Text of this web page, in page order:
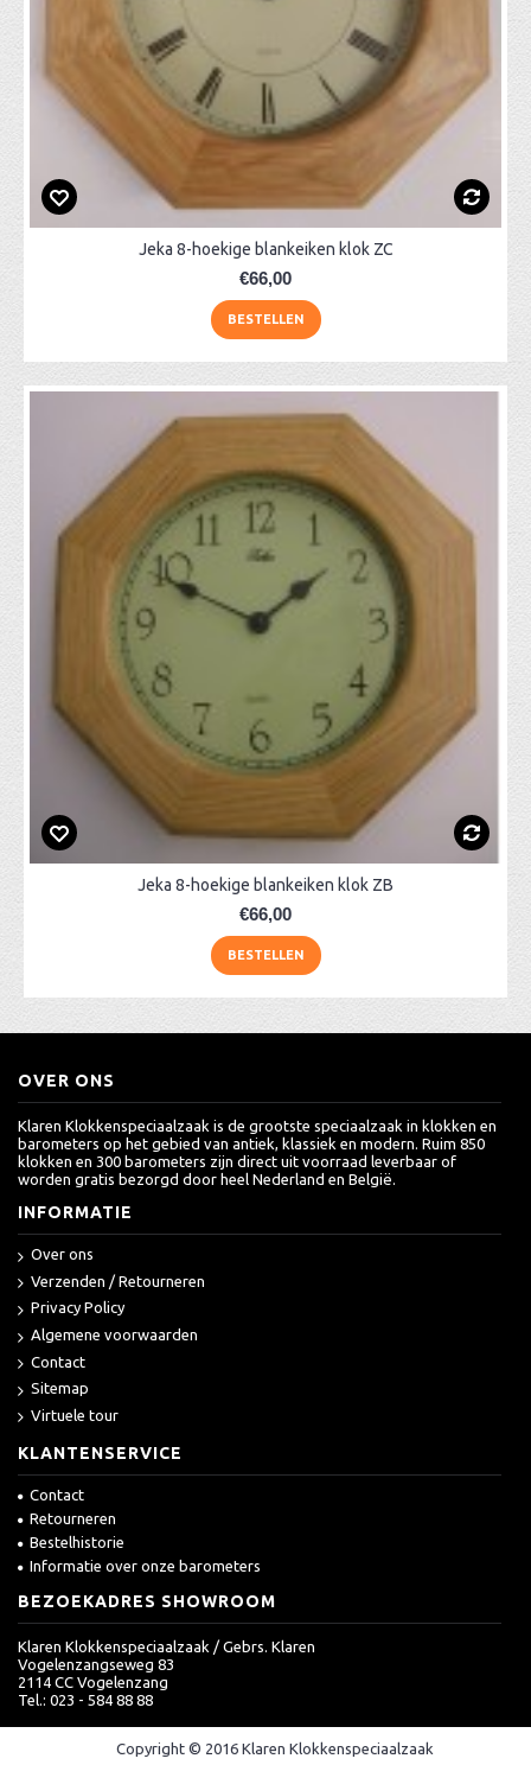
Jeka 8-hoekige blankeiken klok ZC
€66,00
BESTELLEN
Jeka 8-hoekige blankeiken klok ZB
€66,00
BESTELLEN
OVER ONS
Klaren Klokkenspeciaalzaak is de grootste speciaalzaak in klokken en
barometers op het gebied van antiek, klassiek en modern. Ruim 850
klokken en 300 barometers zijn direct uit voorraad leverbaar of
worden gratis bezorgd door heel Nederland en België.
INFORMATIE
Over ons
Verzenden / Retourneren
Privacy Policy
Algemene voorwaarden
Contact
Sitemap
Virtuele tour
KLANTENSERVICE
Contact
Retourneren
Bestelhistorie
Informatie over onze barometers
BEZOEKADRES SHOWROOM
Klaren Klokkenspeciaalzaak / Gebrs. Klaren
Vogelenzangseweg 83
2114 CC Vogelenzang
Tel.: 023 - 584 88 88
Copyright © 2016 Klaren Klokkenspeciaalzaak